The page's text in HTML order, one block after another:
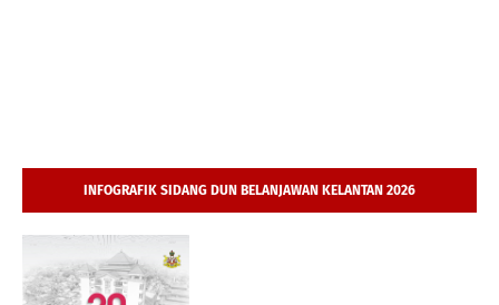
INFOGRAFIK SIDANG DUN BELANJAWAN KELANTAN 2026